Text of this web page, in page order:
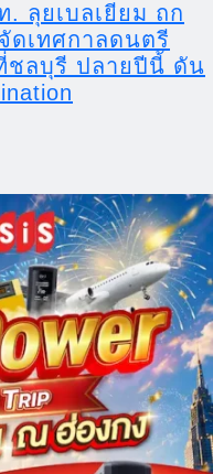
. ลุยเบลเยียม ถก
ดเทศกาลดนตรี
ชลบุรี ปลายปีนี้ ดัน